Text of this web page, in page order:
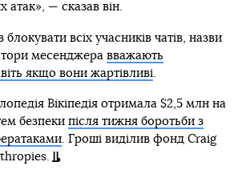
атак», — сказав він.
всіх учасників чатів, назви
месенджера вважають
якщо вони жартівливі.
Вікіпедія отримала $2,5 млн на
безпеки після тижня боротьби з
. Гроші виділив фонд Craig